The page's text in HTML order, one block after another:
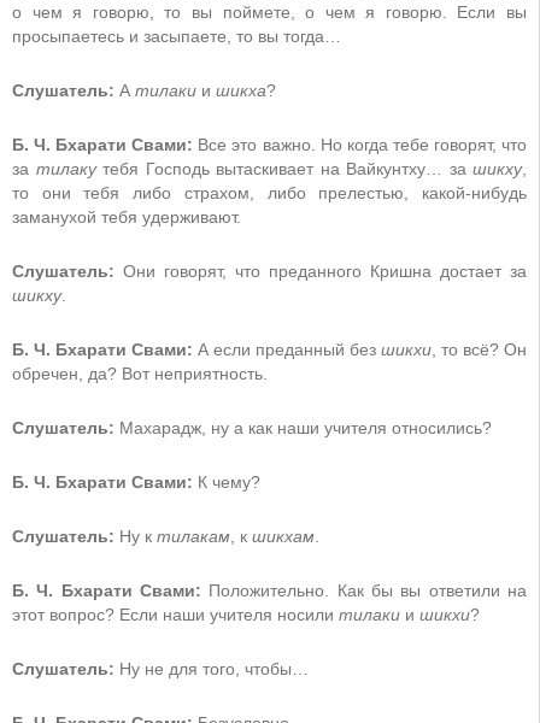
о чем я говорю, то вы поймете, о чем я говорю. Если вы
просыпаетесь и засыпаете, то вы тогда…
Слушатель: А тилаки и шикха?
Б. Ч. Бхарати Свами: Все это важно. Но когда тебе говорят, что
за тилакутебя Господь вытаскивает на Вайкунтху… за шикху,
то они тебя либо страхом, либо прелестью, какой-нибудь
заманухой тебя удерживают.
Слушатель: Они говорят, что преданного Кришна достает за
шикху.
Б. Ч. Бхарати Свами: А если преданный без шикхи , то всё? Он
обречен, да? Вот неприятность.
Слушатель: Махарадж, ну а как наши учителя относились?
Б. Ч. Бхарати Свами: К чему?
Слушатель: Ну к тилакам , к шикхам
Б. Ч. Бхарати Свами: Положительно. Как бы вы ответили на
этот вопрос? Если наши учителя носили тилаки и шикхи?
Слушатель: Ну не для того, чтобы…